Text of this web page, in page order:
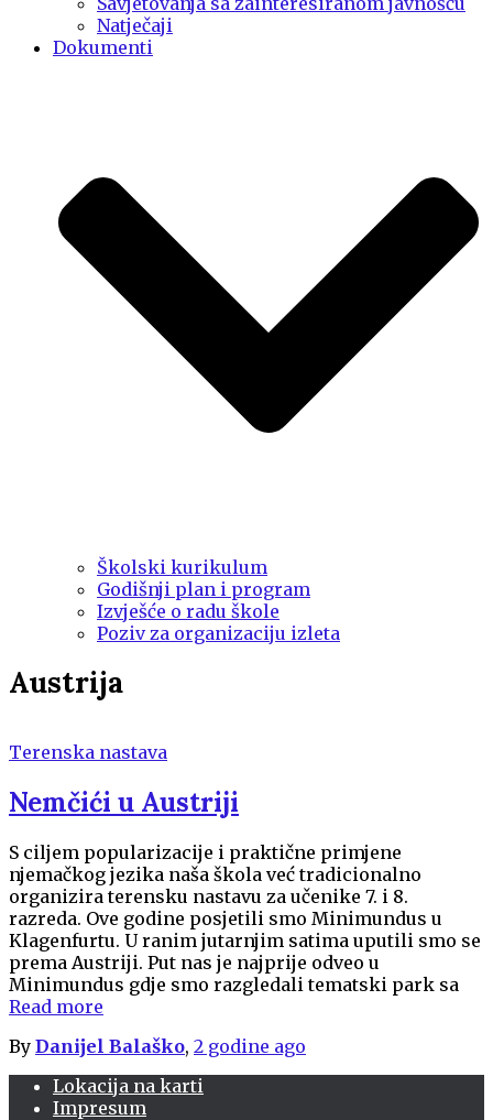
Natječaji
Dokumenti
Školski kurikulum
Godišnji plan i program
Izvješće o radu škole
Poziv za organizaciju izleta
Austrija
Terenska nastava
Nemčići u Austriji
S ciljem popularizacije i praktične primjene
njemačkog jezika naša škola već tradicionalno
organizira terensku nastavu za učenike 7. i 8.
razreda. Ove godine posjetili smo Minimundus u
Klagenfurtu. U ranim jutarnjim satima uputili smo se
prema Austriji. Put nas je najprije odveo u
Minimundus gdje smo razgledali tematski park sa
Read more
By Danijel Balaško, 2 godine ago
Lokacija na karti
Impresum